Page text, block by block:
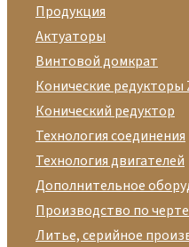
Продукция
Актуаторы
Винтовой домкрат
Конические редукторы
Конический редуктор
Технология соединения
Технология двигателей
Дополнительное
Производство по
Литье, серийное